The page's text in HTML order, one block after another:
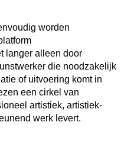
worden
langer alleen door
die noodzakelijk
of uitvoering komt in
een cirkel van
artistiek, artistiek-
werk levert.